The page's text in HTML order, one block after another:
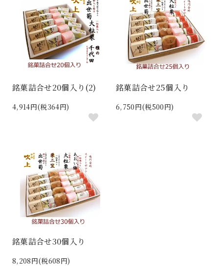
銘菓詰合せ20個入り(2)
4,914円(税364円)
銘菓詰合せ25個入り
6,750円(税500円)
銘菓詰合せ30個入り
8,208円(税608円)